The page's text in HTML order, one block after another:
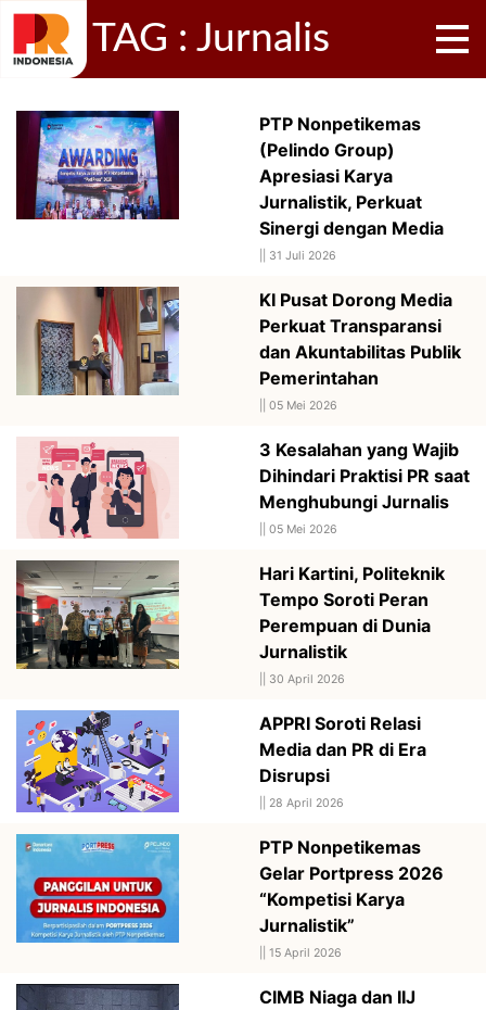
TAG : Jurnalis
PTP Nonpetikemas
(Pelindo Group)
Apresiasi Karya
Jurnalistik, Perkuat
Sinergi dengan Media
31 Juli 2026
KI Pusat Dorong Media
Perkuat Transparansi
dan Akuntabilitas Publik
Pemerintahan
05 Mei 2026
3 Kesalahan yang Wajib
Dihindari Praktisi PR saat
Menghubungi Jurnalis
05 Mei 2026
Hari Kartini, Politeknik
Tempo Soroti Peran
Perempuan di Dunia
Jurnalistik
30 April 2026
APPRI Soroti Relasi
Media dan PR di Era
Disrupsi
28 April 2026
PTP Nonpetikemas
Gelar Portpress 2026
“Kompetisi Karya
Jurnalistik”
15 April 2026
CIMB Niaga dan IIJ